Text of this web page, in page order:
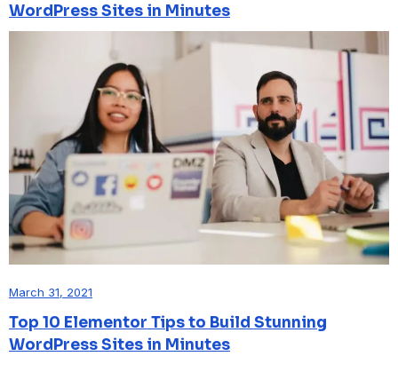
WordPress Sites in Minutes
March 31, 2021
Top 10 Elementor Tips to Build Stunning
WordPress Sites in Minutes